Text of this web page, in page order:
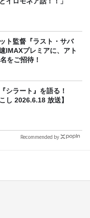
ト監督『ラスト・サバ
IMAXプレミアに、アト
をご招待！
シラート』を語る！
し 2026.6.18 放送】
Recommended by